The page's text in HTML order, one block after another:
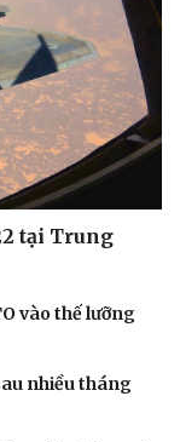
tại Trung
vào thế lưỡng
nhiều tháng